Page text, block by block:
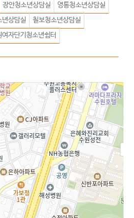
장안청소년상담실
영통청소년상담실
년상담실
칠보청소년상담실
여자단기청소년쉼터